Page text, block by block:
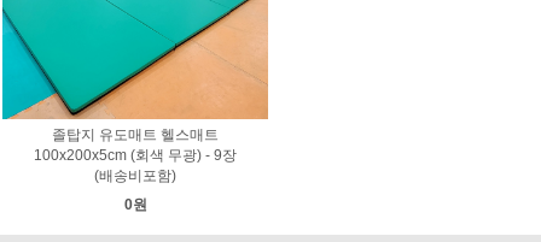
졸탑지 유도매트 헬스매트
100x200x5cm (회색 무광) - 9장
(배송비포함)
0원